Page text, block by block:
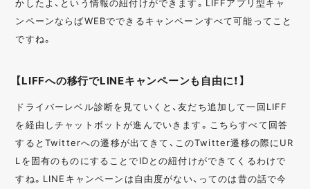
かしたよ、という情報の紐付けができます。LIFFアプリ型キャ
ンペーンならばWEBでできるキャンペーンすべて可能ってこと
ですね。
【LIFFへの移行でLINEキャンペーンも自由に！】
ドライバーレベル診断を見ていくと、友だち追加して一回LIFF
を経由しチャットボットが進んでいきます。こちらすべて回答
するとTwitterへの遷移が出てきて、このTwitter遷移の際にUR
Lを固有のものにすることでIDとの紐付けができてくるわけで
すね。LINEキャンペーンは自由度がない、ってのは昔の話で今